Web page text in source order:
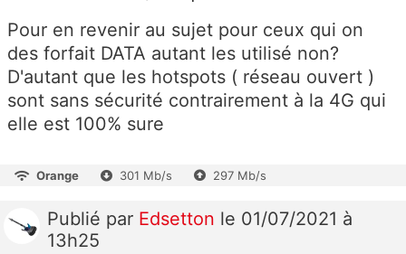
Pour en revenir au sujet pour ceux qui on
des forfait DATA autant les utilisé non?
D'autant que les hotspots ( réseau ouvert )
sont sans sécurité contrairement à la 4G qui
elle est 100% sure
Orange 301 Mb/s 297 Mb/s
Publié par Edsetton le 01/07/2021 à
13h25